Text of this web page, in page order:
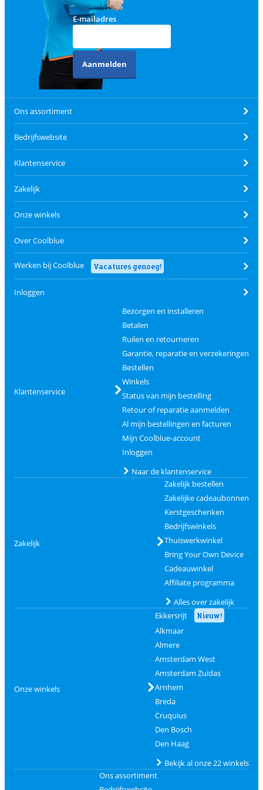
E-mailadres
Aanmelden
Ons assortiment
Bedrijfswebsite
Klantenservice
Zakelijk
Onze winkels
Over Coolblue
Werken bij Coolblue Vacatures genoeg!
Inloggen
Klantenservice
Bezorgen en installeren
Betalen
Ruilen en retourneren
Garantie, reparatie en verzekeringen
Bestellen
Winkels
Status van mijn bestelling
Retour of reparatie aanmelden
Al mijn bestellingen en facturen
Mijn Coolblue-account
Inloggen
Naar de klantenservice
Zakelijk
Zakelijk bestellen
Zakelijke cadeaubonnen
Kerstgeschenken
Bedrijfswinkels
Thuiswerkwinkel
Bring Your Own Device
Cadeauwinkel
Affiliate programma
Alles over zakelijk
Onze winkels
Ekkersrijt Nieuw!
Alkmaar
Almere
Amsterdam West
Amsterdam Zuidas
Arnhem
Breda
Cruquius
Den Bosch
Den Haag
Bekijk al onze 22 winkels
Ons assortiment